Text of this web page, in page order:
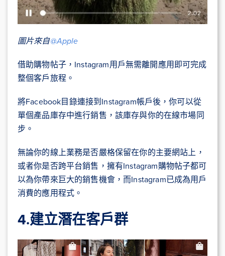
圖片來自@Apple
借助購物帖子，Instagram用戶無需離開應用即可完成
整個客戶旅程。
將Facebook目錄連接到Instagram帳戶後，你可以從
單個產品庫存中進行銷售，該庫存與你的在線市場同
步。
無論你的線上業務是否嚴格保留在你的主要網站上，
或者你是否跨平台銷售，擁有Instagram購物帖子都可
以為你帶來巨大的銷售機會，而Instagram已成為用戶
消費的應用程式。
4.建立潛在客戶群